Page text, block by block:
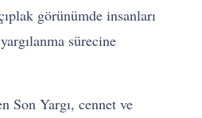
görünümde insanları
sürecine
Son Yargı, cennet ve